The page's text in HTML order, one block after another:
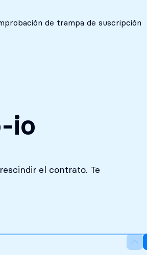
de trampa de suscripción
io
el contrato. Te